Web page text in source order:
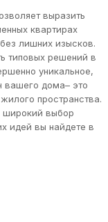
выразить
квартирах
лишних изысков.
типовых решений в
уникальное,
вашего дома– это
пространства.
широкий выбор
идей вы найдете в